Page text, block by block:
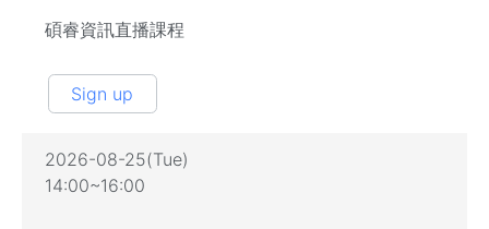
碩睿資訊直播課程
Sign up
2026-08-25(Tue)
14:00~16:00